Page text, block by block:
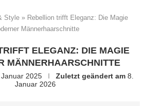
Style » Rebellion trifft Eleganz: Die Magie
Männerhaarschnitte
ELEGANZ: DIE MAGIE
MÄNNERHAARSCHNITTE
2025 Zuletzt geändert am 8.
Januar 2026